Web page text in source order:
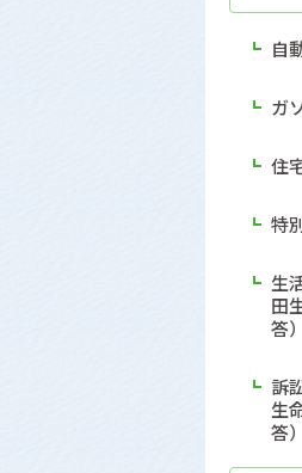
自
ガ
住
特
生
田
答）
訴
生
答）